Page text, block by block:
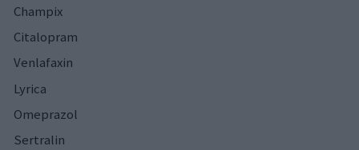
Champix
Citalopram
Venlafaxin
Lyrica
Omeprazol
Sertralin